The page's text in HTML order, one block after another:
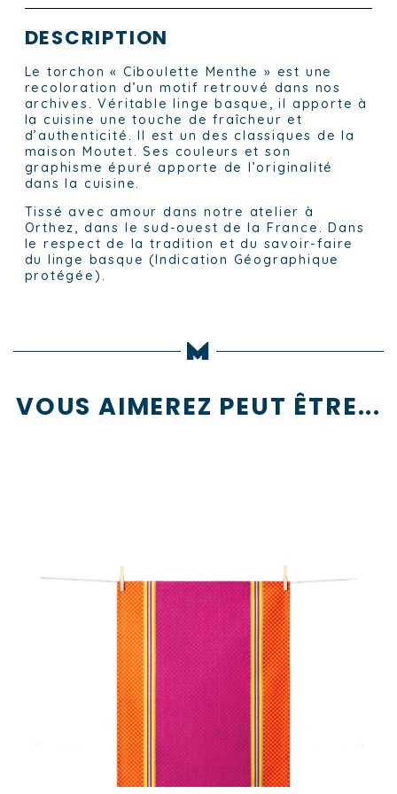
DESCRIPTION
Le torchon « Ciboulette Menthe » est une
recoloration d’un motif retrouvé dans nos
archives. Véritable linge basque, il apporte à
la cuisine une touche de fraîcheur et
d’authenticité. Il est un des classiques de la
maison Moutet. Ses couleurs et son
graphisme épuré apporte de l’originalité
dans la cuisine.
Tissé avec amour dans notre atelier à
Orthez, dans le sud-ouest de la France. Dans
le respect de la tradition et du savoir-faire
du linge basque (Indication Géographique
protégée).
VOUS AIMEREZ PEUT ÊTRE...